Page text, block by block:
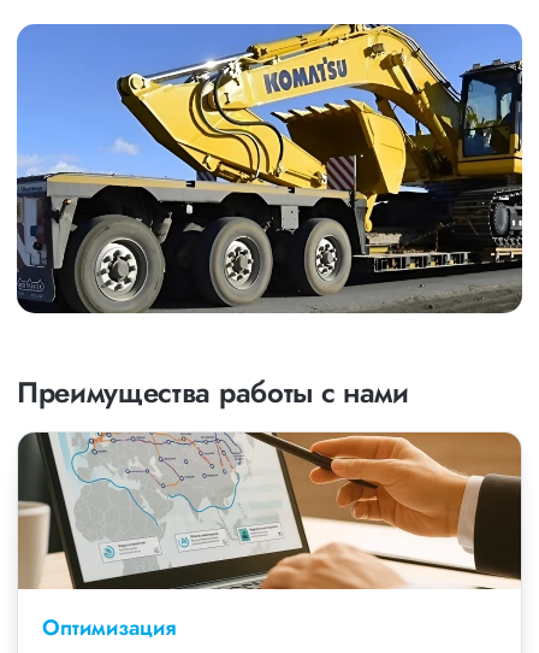
Преимущества работы с нами
Оптимизация